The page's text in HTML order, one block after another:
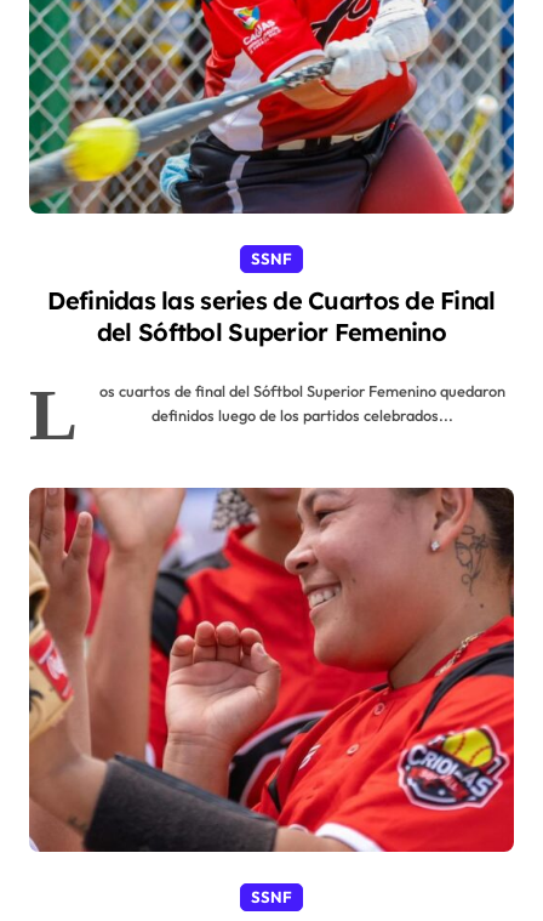
SSNF
Definidas las series de Cuartos de Final
del Sóftbol Superior Femenino
L
os cuartos de final del Sóftbol Superior Femenino quedaron
definidos luego de los partidos celebrados...
SSNF